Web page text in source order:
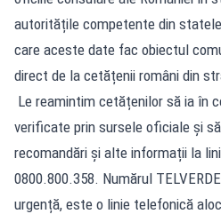
autoritățile competente din
care aceste date fac obiectul
direct de la cetățenii români din
Le reamintim cetățenilor să ia în
verificate prin sursele oficiale și
recomandări și alte informații la
0800.800.358. Numărul
urgență, este o linie telefonică